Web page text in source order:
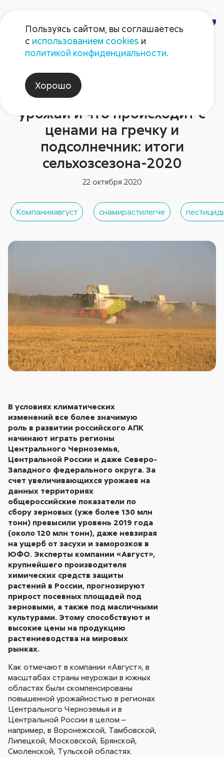
Новости отрасли
Как климатические
изменения повлияли на
урожай и что происходит с
ценами на гречку и
подсолнечник: итоги
сельхозсезона-2020
22 октября 2020
Компанияавгуст снамирастилегче
В условиях климатических
изменений все более значимую
роль в развитии российского АПК
начинают играть регионы
Центрального Черноземья,
Центральной России и даже Северо-
Западного федерального округа. За
счет увеличивающихся урожаев на
данных территориях
общероссийские показатели по
сбору зерновых (уже более 130 млн
тонн) превысили уровень 2019 года
(около 120 млн тонн), даже невзирая
на ущерб от засухи и заморозков в
ЮФО. Эксперты компании «Август»,
крупнейшего производителя
химических средств защиты
растений в России, прогнозируют
прирост посевных площадей под
зерновыми, а также под масличными
культурами. Этому способствуют и
высокие цены на продукцию
растениеводства на мировых
рынках.
Как отмечают в компании «Август», в
масштабах страны неурожаи в южных
областях были скомпенсированы
повышенной урожайностью в регионах
Центрального Черноземья и в
Центральной России в целом –
например, в Воронежской, Тамбовской,
Липецкой, Московской, Брянской,
Смоленской, Тульской областях.
Пользуясь сайтом, вы соглашаетесь
с использованием cookies и
политикой конфиденциальности.
Хорошо